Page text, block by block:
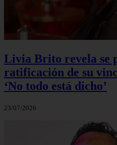
Livia Brito revela se
ratificación de su
‘No todo está dicho’
23/07/2026